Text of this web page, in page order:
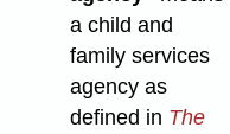
a child and
family services
agency as
defined in The